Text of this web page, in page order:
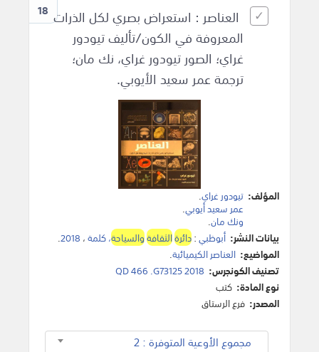
18 العناصر : استعراض بصري لكل الذرات
المعروفة في الكون/تأليف تيودور
غراي؛ الصور تيودور غراي، نك مان؛
ترجمة عمر سعيد الأيوبي.
المؤلف: تيودور غراي.
عمر سعيد أيوبي.
ونك مان.
بيانات النشر: أبوظبي:دائرةالثقافةوالسياحة، كلمة، 2018
.
المواضيع: العناصر الكيميائية.
تصنيف الكونجرس: QD 466 .G73125 2018
نوع المادة: كتب
المصدر: فرع الرستاق
مجموع الأوعية المتوفرة : 2